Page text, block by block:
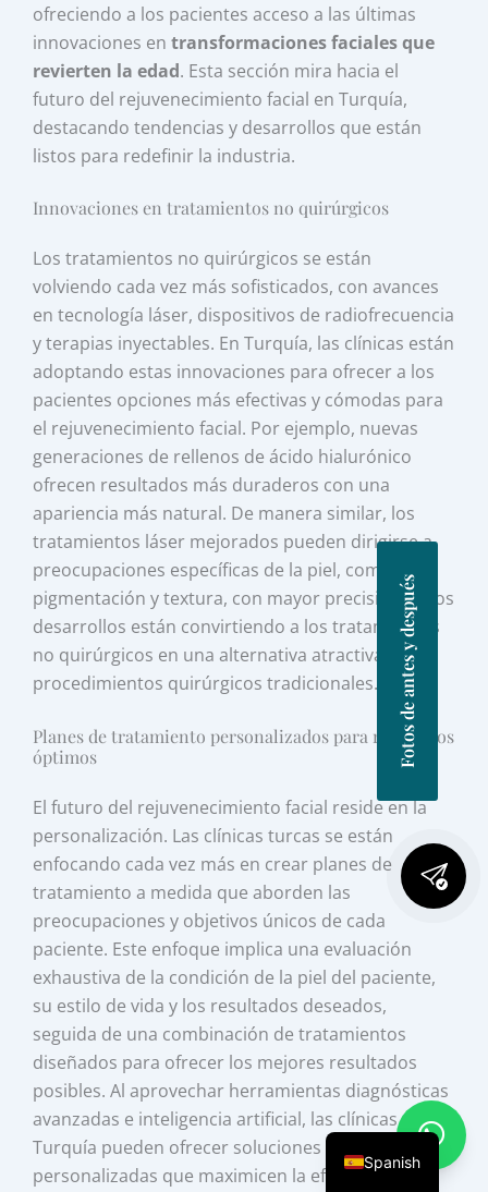
ofreciendo a los pacientes acceso a las últimas
innovaciones entransformaciones faciales que
revierten la edad. Esta sección mira hacia el
futuro del rejuvenecimiento facial en Turquía,
destacando tendencias y desarrollos que están
listos para redefinir la industria.
Innovaciones en tratamientos no quirúrgicos
Los tratamientos no quirúrgicos se están
volviendo cada vez más sofisticados, con avances
en tecnología láser, dispositivos de radiofrecuencia
y terapias inyectables. En Turquía, las clínicas están
adoptando estas innovaciones para ofrecer a los
pacientes opciones más efectivas y cómodas para
el rejuvenecimiento facial. Por ejemplo, nuevas
generaciones de rellenos de ácido hialurónico
ofrecen resultados más duraderos con una
apariencia más natural. De manera similar, los
tratamientos láser mejorados pueden dirigirse a
preocupaciones específicas de la piel, como
pigmentación y textura, con mayor precisión. Estos
desarrollos están convirtiendo a los tratamientos
no quirúrgicos en una alternativa atractiva a los
procedimientos quirúrgicos tradicionales.
Planes de tratamiento personalizados para resultados
óptimos
El futuro del rejuvenecimiento facial reside en la
personalización. Las clínicas turcas se están
enfocando cada vez más en crear planes de
tratamiento a medida que aborden las
preocupaciones y objetivos únicos de cada
paciente. Este enfoque implica una evaluación
exhaustiva de la condición de la piel del paciente,
su estilo de vida y los resultados deseados,
seguida de una combinación de tratamientos
diseñados para ofrecer los mejores resultados
posibles. Al aprovechar herramientas diagnósticas
avanzadas e inteligencia artificial, las clínicas en
Turquía pueden ofrecer soluciones altamente
personalizadas que maximicen la efectividad y la
Fotos de antes y después
Spanish